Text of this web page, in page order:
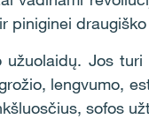
piniginei
užuolaidų. Jos
lengvumo,
sofos